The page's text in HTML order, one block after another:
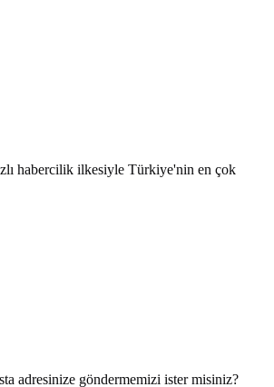
habercilik ilkesiyle Türkiye'nin en çok
adresinize göndermemizi ister misiniz?